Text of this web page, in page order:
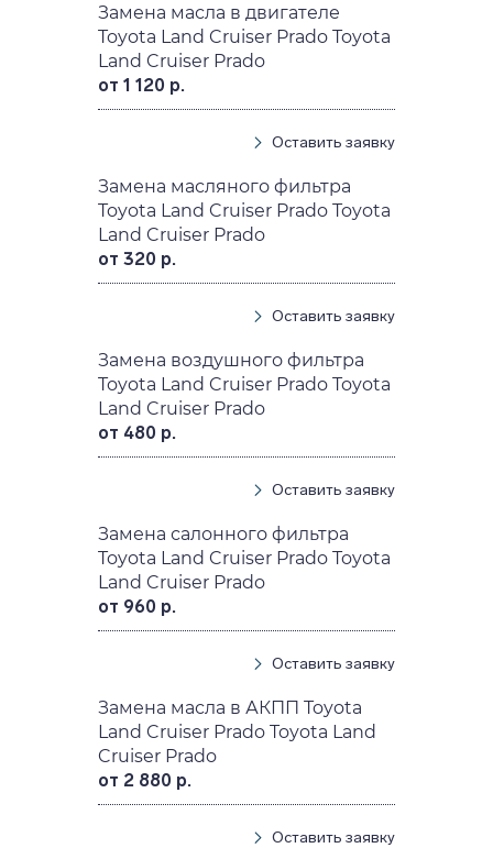
Замена масла в двигателе
Toyota Land Cruiser Prado Toyota
Land Cruiser Prado
от 1 120 р.
Оставить заявку
Замена масляного фильтра
Toyota Land Cruiser Prado Toyota
Land Cruiser Prado
от 320 р.
Оставить заявку
Замена воздушного фильтра
Toyota Land Cruiser Prado Toyota
Land Cruiser Prado
от 480 р.
Оставить заявку
Замена салонного фильтра
Toyota Land Cruiser Prado Toyota
Land Cruiser Prado
от 960 р.
Оставить заявку
Замена масла в АКПП Toyota
Land Cruiser Prado Toyota Land
Cruiser Prado
от 2 880 р.
Оставить заявку